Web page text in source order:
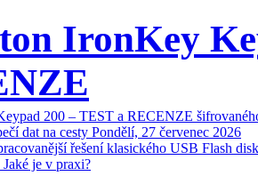
IronKey
200 – TEST a RECENZE
dat na cesty Pondělí, 27 červenec 2026
řešení klasického USB Flash
je v praxi?